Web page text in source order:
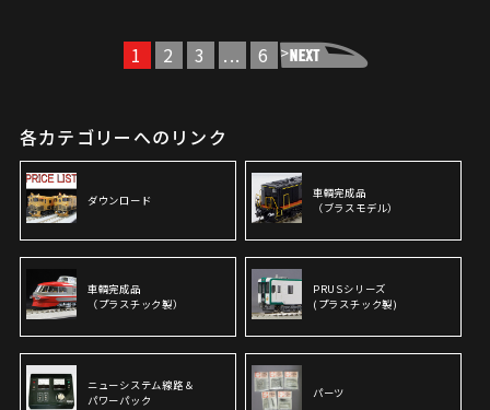
1 2 3 ... 6 >
各カテゴリーへのリンク
ダウンロード
車輌完成品
（ブラスモデル）
車輌完成品
（プラスチック製）
PRUSシリーズ
(プラスチック製)
ニューシステム線路＆
パワーパック
パーツ